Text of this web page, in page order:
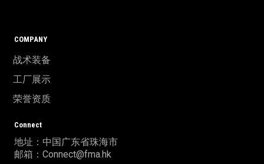
COMPANY
战术装备
工厂展示
荣誉资质
Connect
地址：中国广东省珠海市
邮箱：Connect@fma.hk